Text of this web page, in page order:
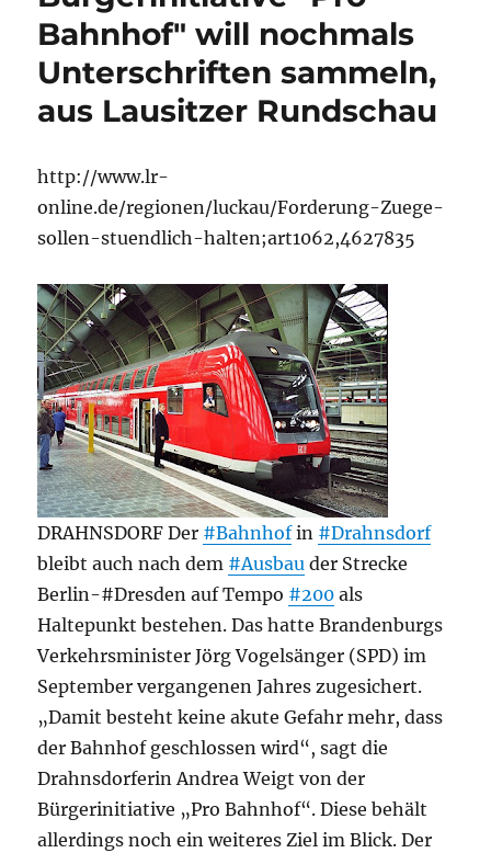
Bahnhof" will nochmals
Unterschriften sammeln,
aus Lausitzer Rundschau
http://www.lr-
online.de/regionen/luckau/Forderung-Zuege-
sollen-stuendlich-halten;art1062,4627835
DRAHNSDORF Der #Bahnhofin #Drahnsdorf
bleibt auch nach dem #Ausbau der Strecke
Berlin-#Dresden auf Tempo #200 als
Haltepunkt bestehen. Das hatte Brandenburgs
Verkehrsminister Jörg Vogelsänger (SPD) im
September vergangenen Jahres zugesichert.
„Damit besteht keine akute Gefahr mehr, dass
der Bahnhof geschlossen wird“, sagt die
Drahnsdorferin Andrea Weigt von der
Bürgerinitiative „Pro Bahnhof“. Diese behält
allerdings noch ein weiteres Ziel im Blick. Der